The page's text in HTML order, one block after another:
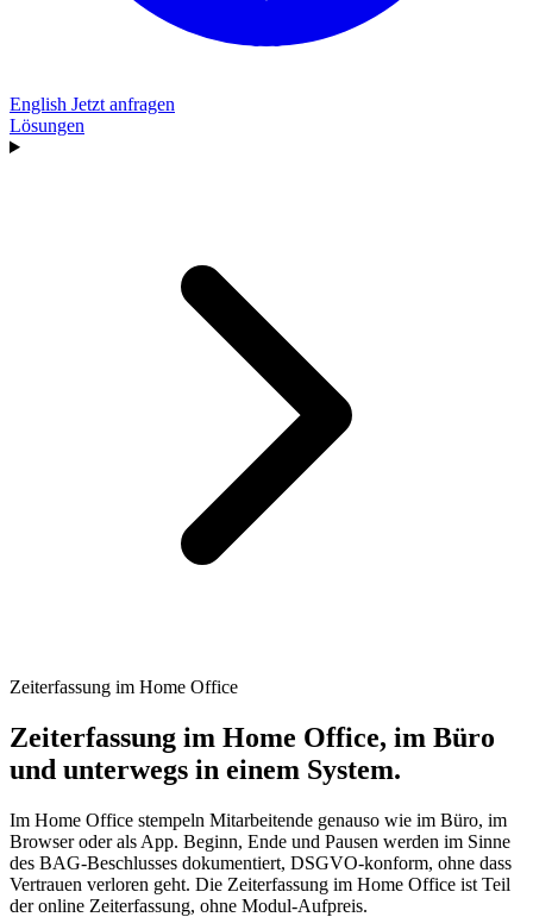
English Jetzt anfragen
Lösungen
Zeiterfassung im Home Office
Zeiterfassung im Home Office, im Büro
und unterwegs in einem System.
Im Home Office stempeln Mitarbeitende genauso wie im Büro, im
Browser oder als App. Beginn, Ende und Pausen werden im Sinne
des BAG-Beschlusses dokumentiert, DSGVO-konform, ohne dass
Vertrauen verloren geht. Die Zeiterfassung im Home Office ist Teil
der online Zeiterfassung, ohne Modul-Aufpreis.